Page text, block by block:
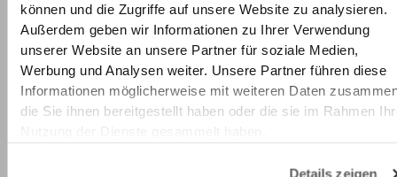
können und die Zugriffe auf unsere Website zu analysieren.
Außerdem geben wir Informationen zu Ihrer Verwendung
unserer Website an unsere Partner für soziale Medien,
Werbung und Analysen weiter. Unsere Partner führen diese
Informationen möglicherweise mit weiteren Daten
die Sie ihnen bereitgestellt haben oder die sie im Rahmen
Details zeigen
Welche Bilderrahmen-Größen gibt es?
Wie messe ich mein Bild aus?
Welche Bestellmaße muss ich angeben?
Was bedeuten die verschiedenen